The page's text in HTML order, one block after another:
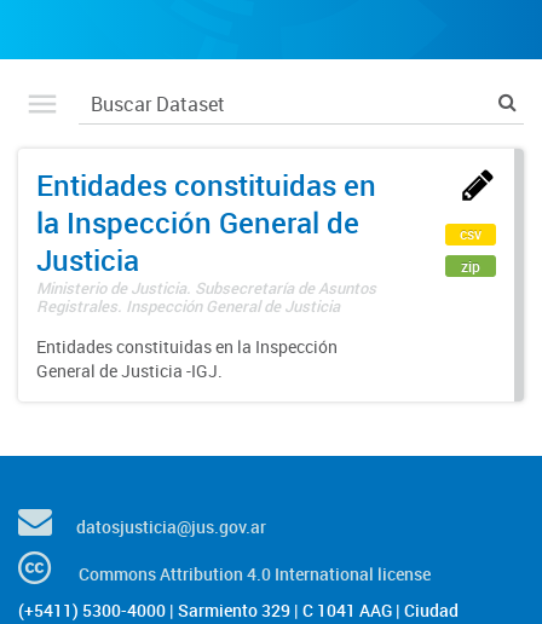
Entidades constituidas en
la Inspección General de
Justicia
Ministerio de Justicia. Subsecretaría de Asuntos
Registrales. Inspección General de Justicia
Entidades constituidas en la Inspección
General de Justicia -IGJ.
csv
zip
datosjusticia@jus.gov.ar
Commons Attribution 4.0 International license
(+5411) 5300-4000 | Sarmiento 329 | C 1041 AAG | Ciudad